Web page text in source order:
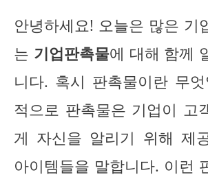
안녕하세요! 오늘은 많은 기
는 기업판촉물에 대해 함께
니다. 혹시 판촉물이란 무
적으로 판촉물은 기업이 고
게 자신을 알리기 위해 제
아이템들을 말합니다. 이런